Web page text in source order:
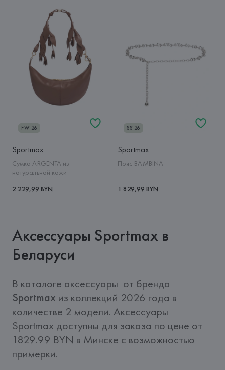
FW'26
Sportmax
Сумка ARGENTA из
натуральной кожи
2 229,99 BYN
SS'26
Sportmax
Пояс BAMBINA
1 829,99 BYN
Аксессуары Sportmax в
Беларуси
Sportmax из коллекций 2026 года в
количестве 2 модели. Аксессуары
Sportmax доступны для заказа по цене от
1829.99 BYN в Минске с возможностью
примерки.